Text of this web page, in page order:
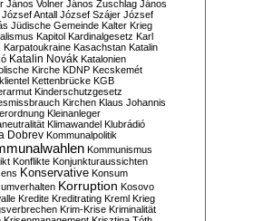
János Volner János Zuschlag János
József Antall József Szájer József
Jüdische Gemeinde Kalter Krieg
Kapitol Kardinalgesetz Karl
Karpatoukraine Kasachstan Katalin
Katalin Novák Katalonien
Kirche KDNP Kecskemét
Kettenbrücke KGB
Kinderschutzgesetz
Kirchen Klaus Johannis
Kleinanleger
Klimawandel Klubrádió
Dobrev Kommunalpolitik
Kommunismus
Konflikte Konjunkturaussichten
Konservative Konsum
Korruption Kosovo
Kredite Kreditrating Kreml Krieg
Krim-Krise Kriminalität